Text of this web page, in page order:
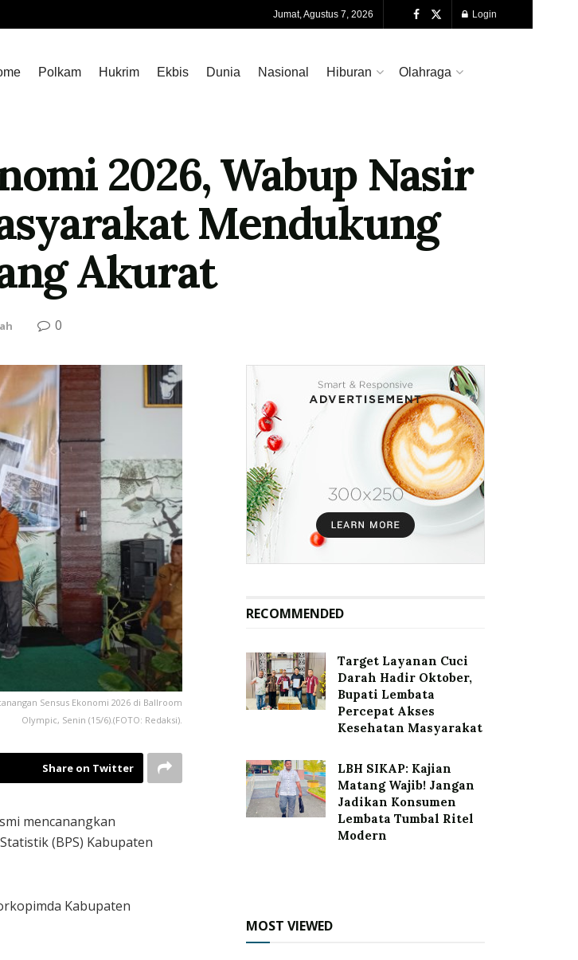
Jumat, Agustus 7, 2026 Login
Polkam Hukrim Ekbis Dunia Nasional Hiburan Olahraga
2026, Wabup Nasir
Mendukung
Akurat
0
Sensus Ekonomi 2026 di Ballroom
Olympic, Senin (15/6).(FOTO: Redaksi).
Share on Twitter
mencanangkan
(BPS) Kabupaten
Kabupaten
RECOMMENDED
Target Layanan Cuci
Darah Hadir Oktober,
Bupati Lembata
Percepat Akses
Kesehatan Masyarakat
LBH SIKAP: Kajian
Matang Wajib! Jangan
Jadikan Konsumen
Lembata Tumbal Ritel
Modern
MOST VIEWED